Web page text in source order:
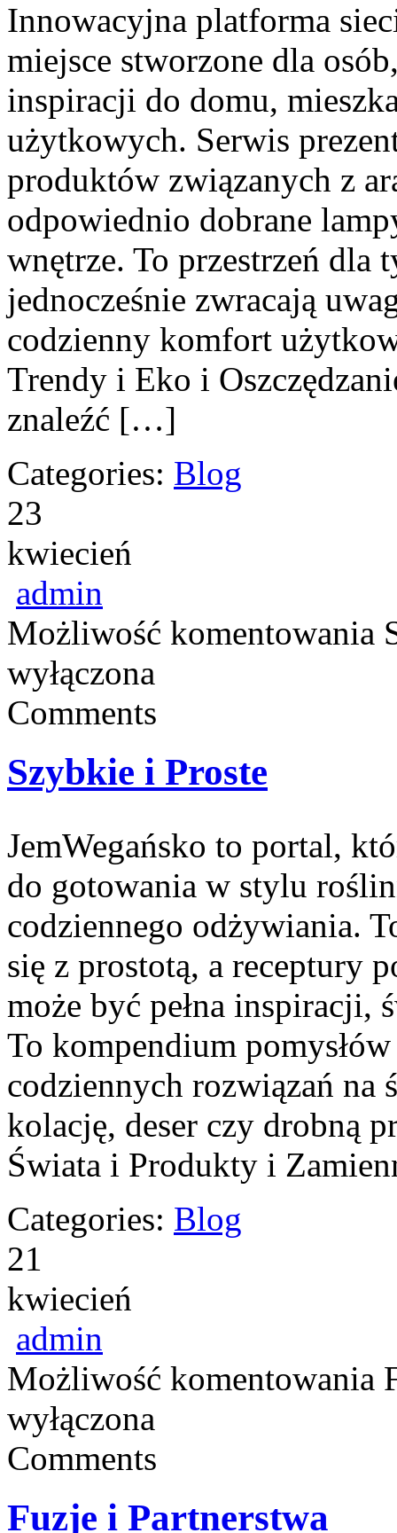
Innowacyjna platforma
miejsce stworzone dla
inspiracji do domu,
użytkowych. Serwis
produktów związanych z
odpowiednio dobrane
wnętrze. To przestrzeń dla
jednocześnie zwracają
codzienny komfort
Trendy i Eko i
znaleźć […]
Categories: Blog
23
kwiecień
admin
Możliwość komentowania
wyłączona
Comments
Szybkie i Proste
JemWegańsko to portal,
do gotowania w stylu
codziennego odżywiania.
się z prostotą, a receptury
może być pełna inspiracji,
To kompendium
codziennych rozwiązań na
kolację, deser czy drobną
Świata i Produkty i
Categories: Blog
21
kwiecień
admin
Możliwość komentowania
wyłączona
Comments
Fuzje i Partnerstwa